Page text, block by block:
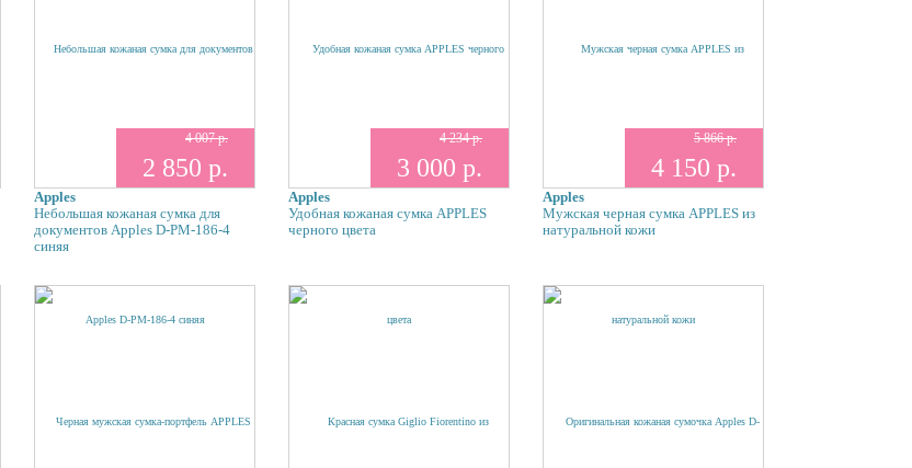
4 007 р.
2 850 р.
Apples
Небольшая кожаная сумка для
документов Apples D-PM-186-4
синяя
4 234 р.
3 000 р.
Apples
Удобная кожаная сумка APPLES
черного цвета
5 866 р.
4 150 р.
Apples
Мужская черная сумка APPLES из
натуральной кожи